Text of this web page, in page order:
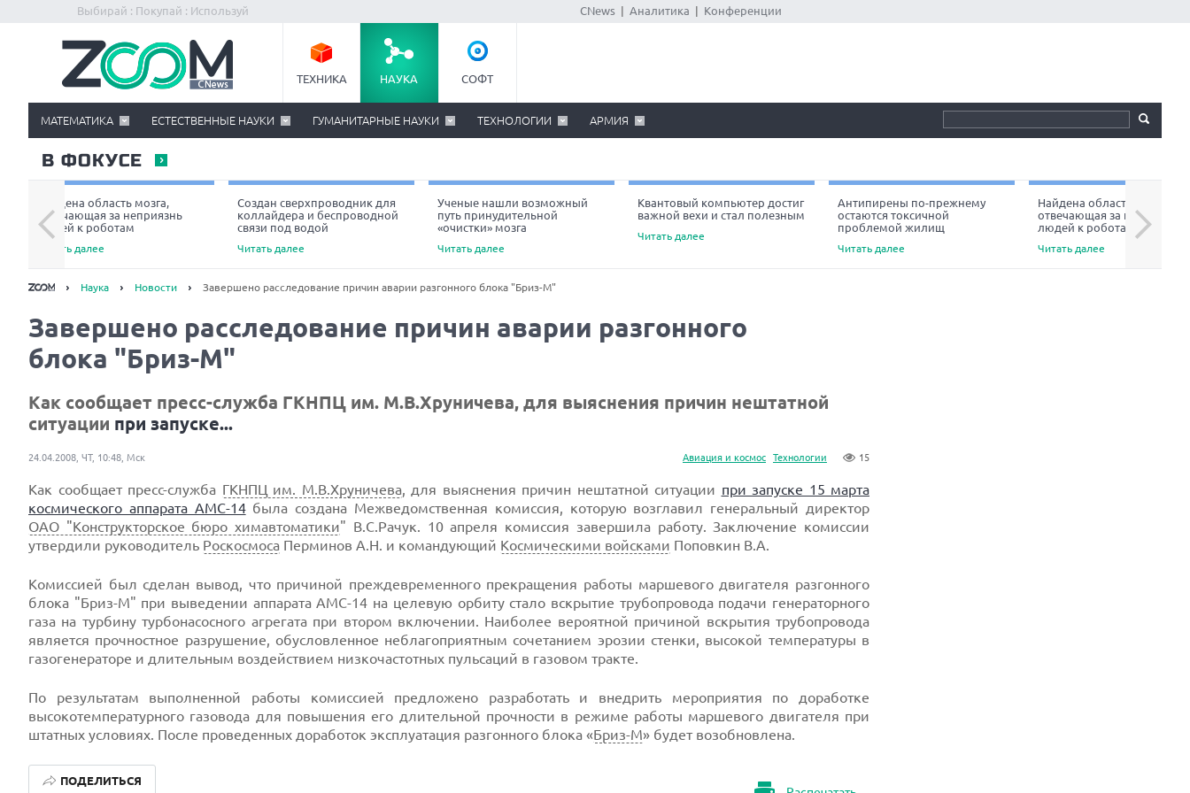
Выбирай : Покупай : Используй CNews Аналитика Конференции
ТЕХНИКА НАУКА СОФТ
МАТЕМАТИКА ЕСТЕСТВЕННЫЕ НАУКИ ГУМАНИТАРНЫЕ НАУКИ ТЕХНОЛОГИИ АРМИЯ
В ФОКУСЕ
Найдена область мозга,
отвечающая за неприязнь
людей к роботам
Читать далее
Создан сверхпроводник для
коллайдера и беспроводной
связи под водой
Читать далее
Ученые нашли возможный
путь принудительной
«очистки» мозга
Читать далее
Квантовый компьютер достиг
важной вехи и стал полезным
Читать далее
Антипирены по-прежнему
остаются токсичной
проблемой жилищ
Читать далее
Найдена область мозга,
отвечающая за неприязнь
людей к роботам
Читать далее
Next
Наука Новости Завершено расследование причин аварии разгонного блока "Бриз-М"
Завершено расследование причин аварии разгонного
блока "Бриз-М"
Как сообщает пресс-служба ГКНПЦ им. М.В.Хруничева, для выяснения причин нештатной
ситуации при запуске...
Авиация и космос Технологии 15
24.04.2008, ЧТ, 10:48, Мск
Как сообщает пресс-служба ГКНПЦ им. М.В.Хруничева, для выяснения причин нештатной ситуации при запуске 15 марта
космического аппарата АМС-14была создана Межведомственная комиссия, которую возглавил генеральный директор
ОАО "Конструкторское бюро химавтоматики" В.С.Рачук. 10 апреля комиссия завершила работу. Заключение комиссии
утвердили руководитель Роскосмоса Перминов А.Н. и командующий Космическими войсками Поповкин В.А.
Комиссией был сделан вывод, что причиной преждевременного прекращения работы маршевого двигателя разгонного
блока "Бриз-М" при выведении аппарата АМС-14 на целевую орбиту стало вскрытие трубопровода подачи генераторного
газа на турбину турбонасосного агрегата при втором включении. Наиболее вероятной причиной вскрытия трубопровода
является прочностное разрушение, обусловленное неблагоприятным сочетанием эрозии стенки, высокой температуры в
газогенераторе и длительным воздействием низкочастотных пульсаций в газовом тракте.
По результатам выполненной работы комиссией предложено разработать и внедрить мероприятия по доработке
высокотемпературного газовода для повышения его длительной прочности в режиме работы маршевого двигателя при
штатных условиях. После проведенных доработок эксплуатация разгонного блока «Бриз-М» будет возобновлена.
ПОДЕЛИТЬСЯ